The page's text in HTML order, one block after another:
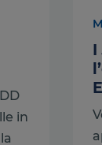
in
I